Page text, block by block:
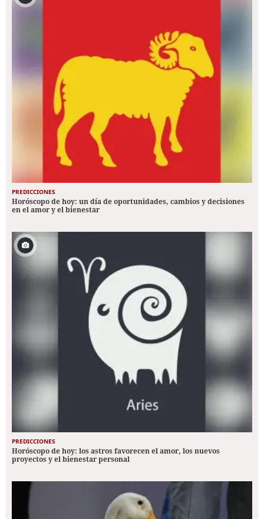
PREDICCIONES
Horóscopo de hoy: un día de oportunidades, cambios y decisiones
en el amor y el bienestar
PREDICCIONES
Horóscopo de hoy: los astros favorecen el amor, los nuevos
proyectos y el bienestar personal